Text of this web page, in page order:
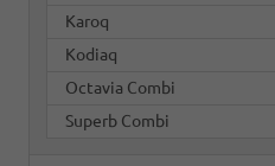
Karoq
Kodiaq
Octavia Combi
Superb Combi